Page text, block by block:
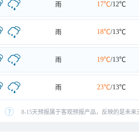
雨 17℃/12℃
雨 18℃/13℃
雨 19℃/13℃
雨 23℃/13℃
8-15天预报属于客观预报产品，反映的是未